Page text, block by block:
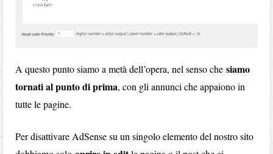
A questo punto siamo a metà dell’opera, nel senso chesiamo
tornati al punto di prima, con gli annunci che appaiono in
tutte le pagine.
Per disattivare AdSense su un singolo elemento del nostro sito